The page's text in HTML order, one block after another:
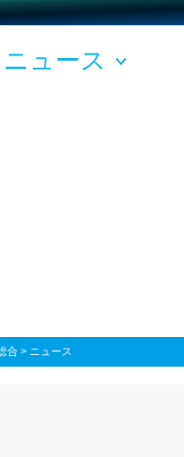
ニュース
合 > ニュース